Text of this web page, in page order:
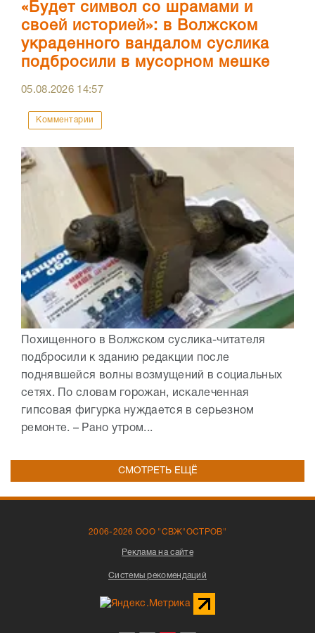
«Будет символ со шрамами и
своей историей»: в Волжском
украденного вандалом суслика
подбросили в мусорном мешке
05.08.2026 14:57
Комментарии
Похищенного в Волжском суслика-читателя
подбросили к зданию редакции после
поднявшейся волны возмущений в социальных
сетях. По словам горожан, искалеченная
гипсовая фигурка нуждается в серьезном
ремонте. – Рано утром...
СМОТРЕТЬ ЕЩЁ
2006-2026 ООО "СВЖ"ОСТРОВ"
Реклама на сайте
Системы рекомендаций